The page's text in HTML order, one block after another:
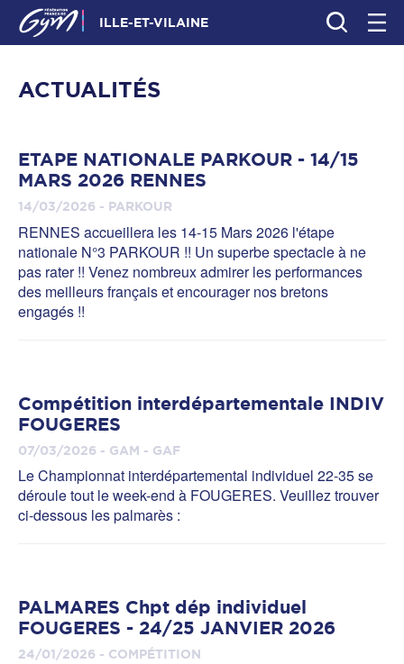
ILLE-ET-VILAINE
ACTUALITÉS
ETAPE NATIONALE PARKOUR - 14/15
MARS 2026 RENNES
14/03/2026 - PARKOUR
RENNES accueillera les 14-15 Mars 2026 l'étape
nationale N°3 PARKOUR !! Un superbe spectacle à ne
pas rater !! Venez nombreux admirer les performances
des meilleurs français et encourager nos bretons
engagés !!
Compétition interdépartementale INDIV
FOUGERES
07/03/2026 - GAM - GAF
Le Championnat interdépartemental individuel 22-35 se
déroule tout le week-end à FOUGERES. Veuillez trouver
ci-dessous les palmarès :
PALMARES Chpt dép individuel
FOUGERES - 24/25 JANVIER 2026
24/01/2026 - COMPÉTITION